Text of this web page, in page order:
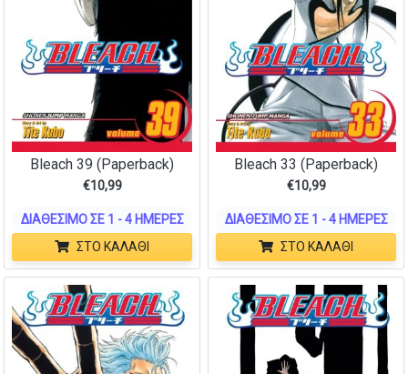
Bleach 39 (Paperback)
€10,99
ΔΙΑΘΈΣΙΜΟ ΣΕ 1 - 4 ΗΜΈΡΕΣ
ΣΤΟ ΚΑΛΆΘΙ
Bleach 33 (Paperback)
€10,99
ΔΙΑΘΈΣΙΜΟ ΣΕ 1 - 4 ΗΜΈΡΕΣ
ΣΤΟ ΚΑΛΆΘΙ